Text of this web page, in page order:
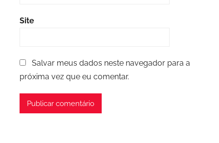
Site
Salvar meus dados neste navegador para a
próxima vez que eu comentar.